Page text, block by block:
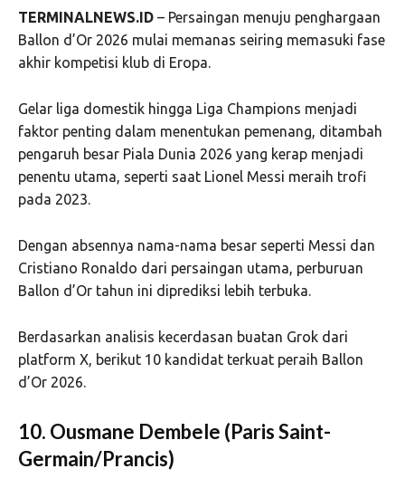
TERMINALNEWS.ID – Persaingan menuju penghargaan
Ballon d’Or 2026 mulai memanas seiring memasuki fase
akhir kompetisi klub di Eropa.
Gelar liga domestik hingga Liga Champions menjadi
faktor penting dalam menentukan pemenang, ditambah
pengaruh besar Piala Dunia 2026 yang kerap menjadi
penentu utama, seperti saat Lionel Messi meraih trofi
pada 2023.
Dengan absennya nama-nama besar seperti Messi dan
Cristiano Ronaldo dari persaingan utama, perburuan
Ballon d’Or tahun ini diprediksi lebih terbuka.
Berdasarkan analisis kecerdasan buatan Grok dari
platform X, berikut 10 kandidat terkuat peraih Ballon
d’Or 2026.
10. Ousmane Dembele (Paris Saint-
Germain/Prancis)